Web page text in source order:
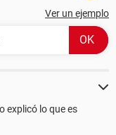
Ver un ejemplo
explicó lo que es